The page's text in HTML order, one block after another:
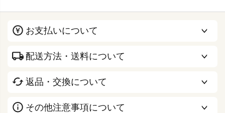
お支払いについて
配送方法・送料について
返品・交換について
その他注意事項について